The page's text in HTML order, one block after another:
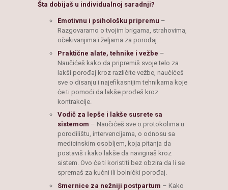
Šta dobijaš u individualnoj saradnji?
Emotivnu i psihološku pripremu –
Razgovaramo o tvojim brigama, strahovima,
očekivanjima i željama za porođaj.
Praktične alate, tehnike i vežbe –
Naučićeš kako da pripremiš svoje telo za
lakši porođaj kroz različite vežbe, naučićeš
sve o disanju i najefikasnijim tehnikama koje
će ti pomoći da lakše prođeš kroz
kontrakcije.
Vodič za lepše i lakše susrete sa
sistemom – Naučićeš sve o protokolima u
porodilištu, intervencijama, o odnosu sa
medicinskim osobljem, koja pitanja da
postaviš i kako lakše da navigiraš kroz
sistem. Ovo će ti koristiti bez obzira da li se
spremaš za kućni ili bolnički porođaj.
Smernice za nežniji postpartum – Kako